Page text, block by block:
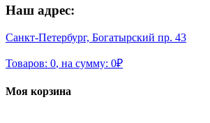
Наш адрес:
Санкт-Петербург, Богатырский пр. 43
Товаров: 0, на сумму: 0₽
Моя корзина